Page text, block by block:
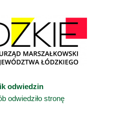
odwiedzin
odwiedziło stronę